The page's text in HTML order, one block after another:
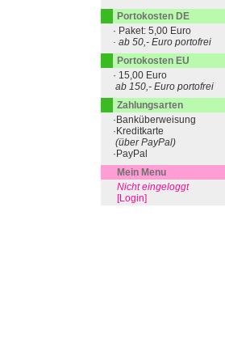
Portokosten DE
· Paket: 5,00 Euro
· ab 50,- Euro portofrei
Portokosten EU
· 15,00 Euro
ab 150,- Euro portofrei
Zahlungsarten
·Banküberweisung
·Kreditkarte
(über PayPal)
·PayPal
Mein Menu
Nicht eingeloggt
[Login]